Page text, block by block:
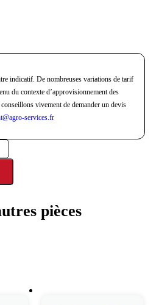
indicatif. De nombreuses variations de tarif
du contexte d’approvisionnement des
vivement de demander un devis
services.fr
pièces